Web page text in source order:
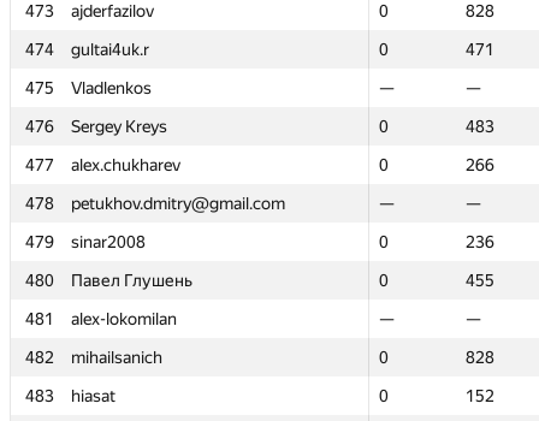
473
ajderfazilov 0
828
474
gultai4uk.r 0
471
475
Vladlenkos —
—
476
Sergey Kreys 0
483
477
alex.chukharev 0
266
478
petukhov.dmitry@gmail.com —
—
479
sinar2008 0
236
480
Павел Глушень 0
455
481
alex-lokomilan —
—
482
mihailsanich 0
828
483
hiasat 0
152
473
ajderfazilov 0
828
474
gultai4uk.r 0
471
475
Vladlenkos —
—
476
Sergey Kreys 0
483
477
alex.chukharev 0
266
478
petukhov.dmitry@gmail.com —
—
479
sinar2008 0
236
480
Павел Глушень 0
455
481
alex-lokomilan —
—
482
mihailsanich 0
828
483
hiasat 0
152